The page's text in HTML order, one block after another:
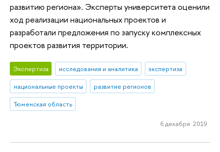
развитию региона». Эксперты университета оценили
ход реализации национальных проектов и
разработали предложения по запуску комплексных
проектов развития территории.
Экспертиза исследования и аналитика
экспертиза
национальные проекты
развитие регионов
Тюменская область
6 декабря 2019